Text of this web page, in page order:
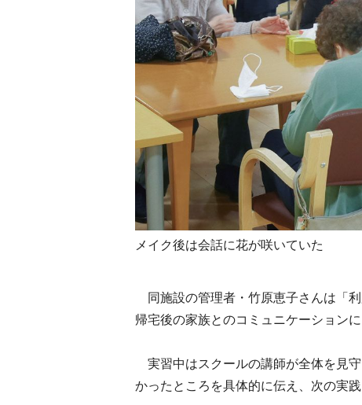
メイク後は会話に花が咲いていた
同施設の管理者・竹原恵子さんは「
帰宅後の家族とのコミュニケーション
実習中はスクールの講師が全体を見
かったところを具体的に伝え、次の実践